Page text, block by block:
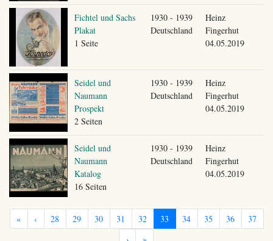
Fichtel und Sachs
Plakat
1 Seite
1930 - 1939
Deutschland
Heinz
Fingerhut
04.05.2019
Seidel und
Naumann
Prospekt
2 Seiten
1930 - 1939
Deutschland
Heinz
Fingerhut
04.05.2019
Seidel und
Naumann
Katalog
16 Seiten
1930 - 1939
Deutschland
Heinz
Fingerhut
04.05.2019
« ‹ 28 29 30 31 32 33 34 35 36
37
›
»